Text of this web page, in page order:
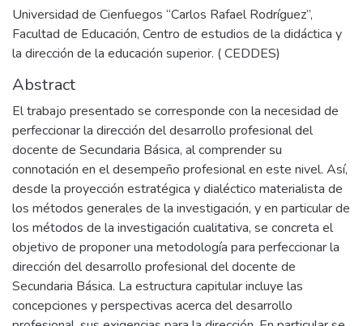
Universidad de Cienfuegos “Carlos Rafael Rodríguez”,
Facultad de Educación, Centro de estudios de la didáctica y
la dirección de la educación superior. ( CEDDES)
Abstract
El trabajo presentado se corresponde con la necesidad de
perfeccionar la dirección del desarrollo profesional del
docente de Secundaria Básica, al comprender su
connotación en el desempeño profesional en este nivel. Así,
desde la proyección estratégica y dialéctico materialista de
los métodos generales de la investigación, y en particular de
los métodos de la investigación cualitativa, se concreta el
objetivo de proponer una metodología para perfeccionar la
dirección del desarrollo profesional del docente de
Secundaria Básica. La estructura capitular incluye las
concepciones y perspectivas acerca del desarrollo